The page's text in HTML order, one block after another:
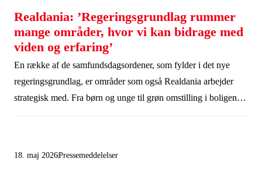
Realdania: ’Regeringsgrundlag rummer
mange områder, hvor vi kan bidrage med
viden og erfaring’
En række af de samfundsdagsordener, som fylder i det nye
regeringsgrundlag, er områder som også Realdania arbejder
strategisk med. Fra børn og unge til grøn omstilling i boligen.
18. maj 2026Pressemeddelelser